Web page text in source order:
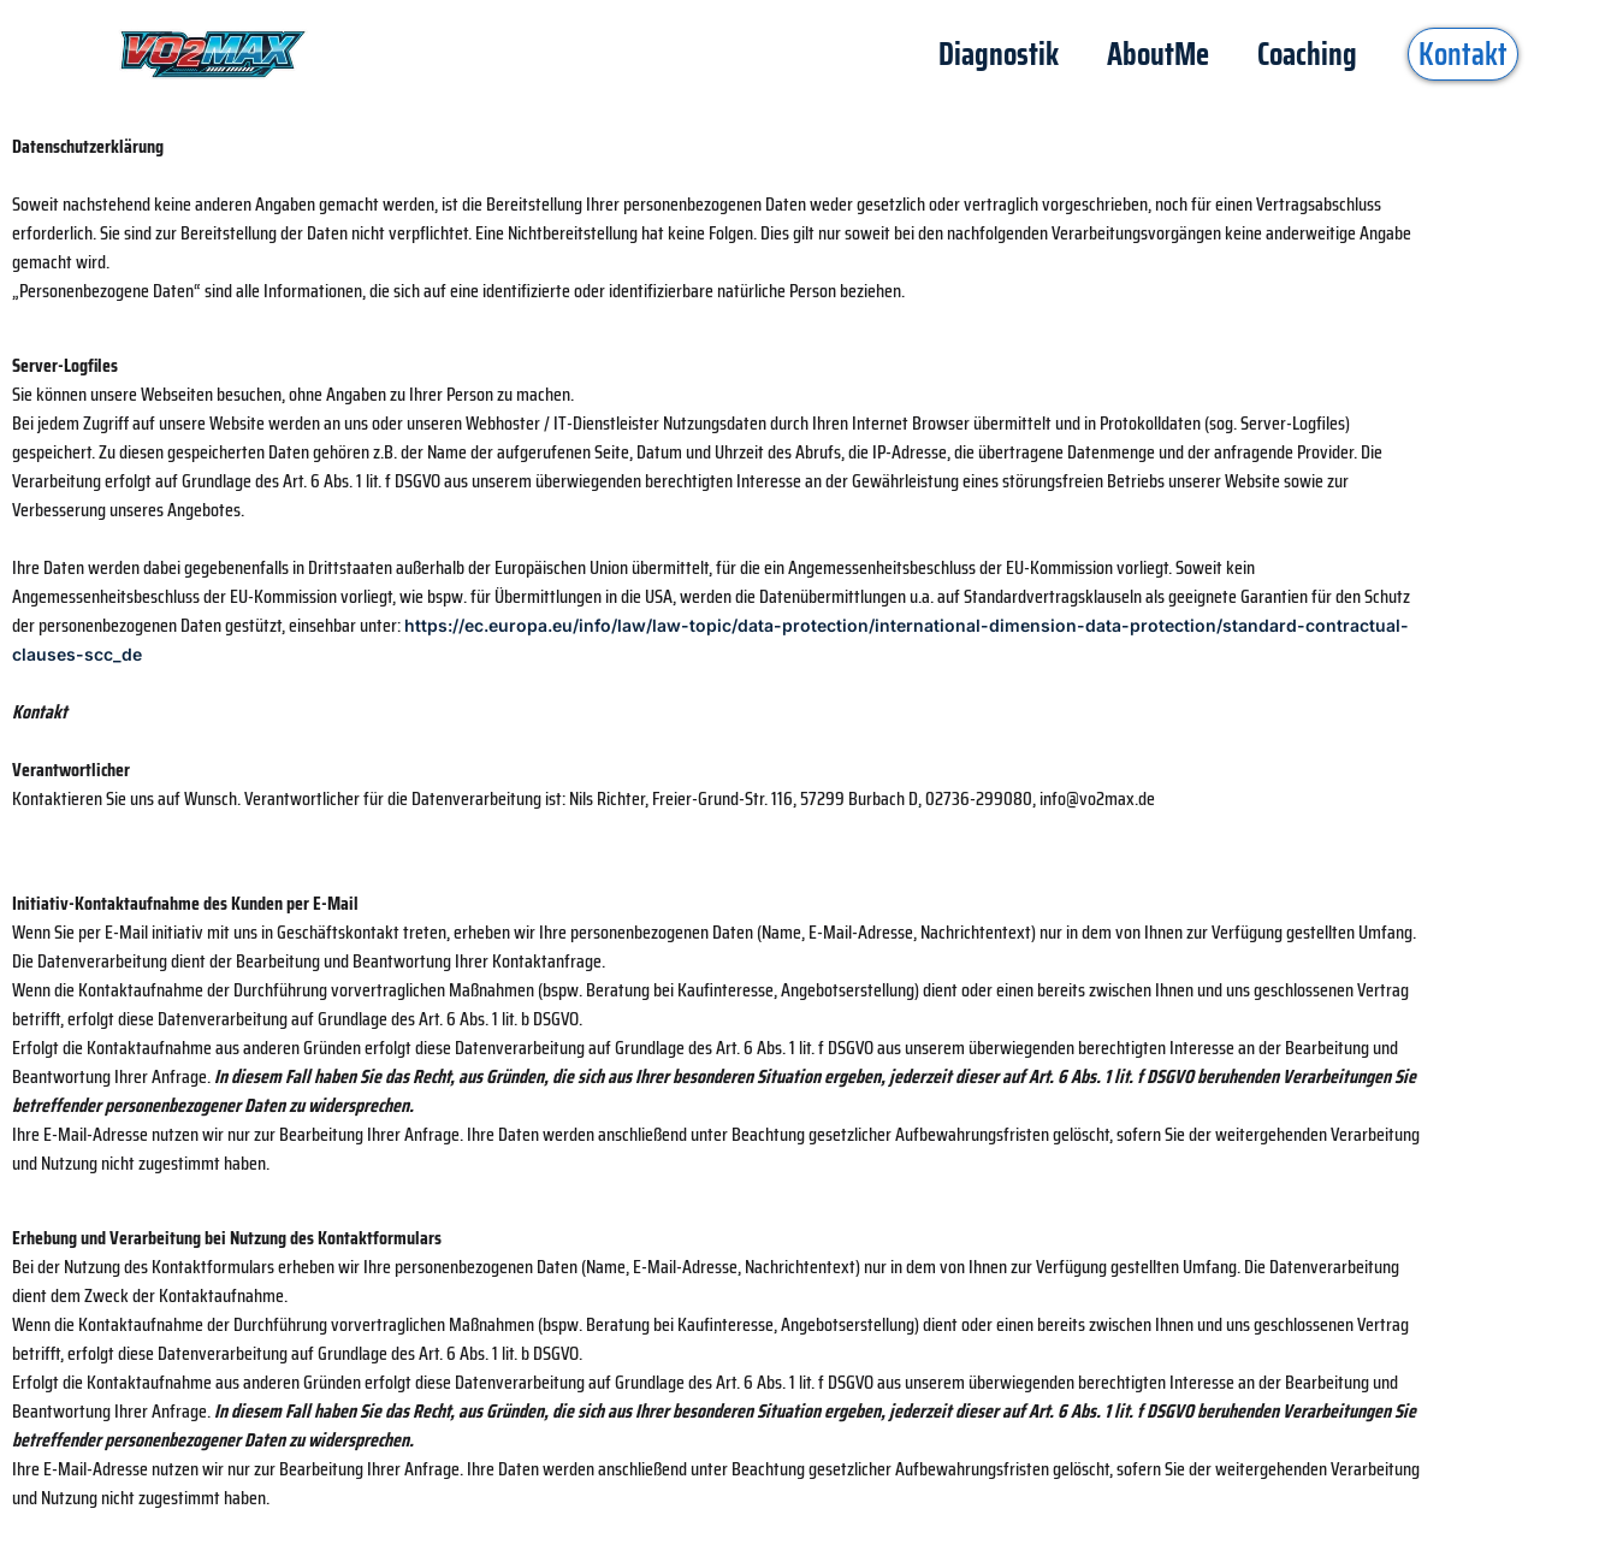
Diagnostik AboutMe Coaching Kontakt
Datenschutzerklärung
Soweit nachstehend keine anderen Angaben gemacht werden, ist die Bereitstellung Ihrer personenbezogenen Daten weder gesetzlich oder vertraglich vorgeschrieben, noch für einen Vertragsabschluss
erforderlich. Sie sind zur Bereitstellung der Daten nicht verpflichtet. Eine Nichtbereitstellung hat keine Folgen. Dies gilt nur soweit bei den nachfolgenden Verarbeitungsvorgängen keine anderweitige Angabe
gemacht wird.
„Personenbezogene Daten“ sind alle Informationen, die sich auf eine identifizierte oder identifizierbare natürliche Person beziehen.
Server-Logfiles
Sie können unsere Webseiten besuchen, ohne Angaben zu Ihrer Person zu machen.
Bei jedem Zugriff auf unsere Website werden an uns oder unseren Webhoster / IT-Dienstleister Nutzungsdaten durch Ihren Internet Browser übermittelt und in Protokolldaten (sog. Server-Logfiles)
gespeichert. Zu diesen gespeicherten Daten gehören z.B. der Name der aufgerufenen Seite, Datum und Uhrzeit des Abrufs, die IP-Adresse, die übertragene Datenmenge und der anfragende Provider. Die
Verarbeitung erfolgt auf Grundlage des Art. 6 Abs. 1 lit. f DSGVO aus unserem überwiegenden berechtigten Interesse an der Gewährleistung eines störungsfreien Betriebs unserer Website sowie zur
Verbesserung unseres Angebotes.
Ihre Daten werden dabei gegebenenfalls in Drittstaaten außerhalb der Europäischen Union übermittelt, für die ein Angemessenheitsbeschluss der EU-Kommission vorliegt. Soweit kein
Angemessenheitsbeschluss der EU-Kommission vorliegt, wie bspw. für Übermittlungen in die USA, werden die Datenübermittlungen u.a. auf Standardvertragsklauseln als geeignete Garantien für den Schutz
der personenbezogenen Daten gestützt, einsehbar unter: https://ec.europa.eu/info/law/law-topic/data-protection/international-dimension-data-protection/standard-contractual-
clauses-scc_de
Kontakt
Verantwortlicher
Kontaktieren Sie uns auf Wunsch. Verantwortlicher für die Datenverarbeitung ist: Nils Richter, Freier-Grund-Str. 116, 57299 Burbach D, 02736-299080, info@vo2max.de
Initiativ-Kontaktaufnahme des Kunden per E-Mail
Wenn Sie per E-Mail initiativ mit uns in Geschäftskontakt treten, erheben wir Ihre personenbezogenen Daten (Name, E-Mail-Adresse, Nachrichtentext) nur in dem von Ihnen zur Verfügung gestellten Umfang.
Die Datenverarbeitung dient der Bearbeitung und Beantwortung Ihrer Kontaktanfrage.
Wenn die Kontaktaufnahme der Durchführung vorvertraglichen Maßnahmen (bspw. Beratung bei Kaufinteresse, Angebotserstellung) dient oder einen bereits zwischen Ihnen und uns geschlossenen Vertrag
betrifft, erfolgt diese Datenverarbeitung auf Grundlage des Art. 6 Abs. 1 lit. b DSGVO.
Erfolgt die Kontaktaufnahme aus anderen Gründen erfolgt diese Datenverarbeitung auf Grundlage des Art. 6 Abs. 1 lit. f DSGVO aus unserem überwiegenden berechtigten Interesse an der Bearbeitung und
Beantwortung Ihrer Anfrage.In diesem Fall haben Sie das Recht, aus Gründen, die sich aus Ihrer besonderen Situation ergeben, jederzeit dieser auf Art. 6 Abs. 1 lit. f DSGVO beruhenden Verarbeitungen Sie
betreffender personenbezogener Daten zu widersprechen.
Ihre E-Mail-Adresse nutzen wir nur zur Bearbeitung Ihrer Anfrage. Ihre Daten werden anschließend unter Beachtung gesetzlicher Aufbewahrungsfristen gelöscht, sofern Sie der weitergehenden Verarbeitung
und Nutzung nicht zugestimmt haben.
Erhebung und Verarbeitung bei Nutzung des Kontaktformulars
Bei der Nutzung des Kontaktformulars erheben wir Ihre personenbezogenen Daten (Name, E-Mail-Adresse, Nachrichtentext) nur in dem von Ihnen zur Verfügung gestellten Umfang. Die Datenverarbeitung
dient dem Zweck der Kontaktaufnahme.
Wenn die Kontaktaufnahme der Durchführung vorvertraglichen Maßnahmen (bspw. Beratung bei Kaufinteresse, Angebotserstellung) dient oder einen bereits zwischen Ihnen und uns geschlossenen Vertrag
betrifft, erfolgt diese Datenverarbeitung auf Grundlage des Art. 6 Abs. 1 lit. b DSGVO.
Erfolgt die Kontaktaufnahme aus anderen Gründen erfolgt diese Datenverarbeitung auf Grundlage des Art. 6 Abs. 1 lit. f DSGVO aus unserem überwiegenden berechtigten Interesse an der Bearbeitung und
Beantwortung Ihrer Anfrage.In diesem Fall haben Sie das Recht, aus Gründen, die sich aus Ihrer besonderen Situation ergeben, jederzeit dieser auf Art. 6 Abs. 1 lit. f DSGVO beruhenden Verarbeitungen Sie
betreffender personenbezogener Daten zu widersprechen.
Ihre E-Mail-Adresse nutzen wir nur zur Bearbeitung Ihrer Anfrage. Ihre Daten werden anschließend unter Beachtung gesetzlicher Aufbewahrungsfristen gelöscht, sofern Sie der weitergehenden Verarbeitung
und Nutzung nicht zugestimmt haben.